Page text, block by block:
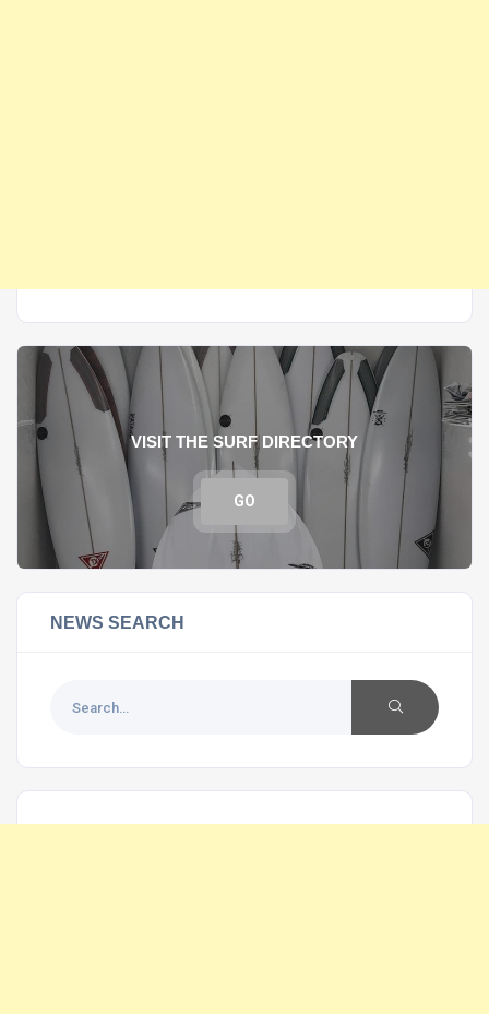
VISIT THE SURF DIRECTORY
GO
NEWS SEARCH